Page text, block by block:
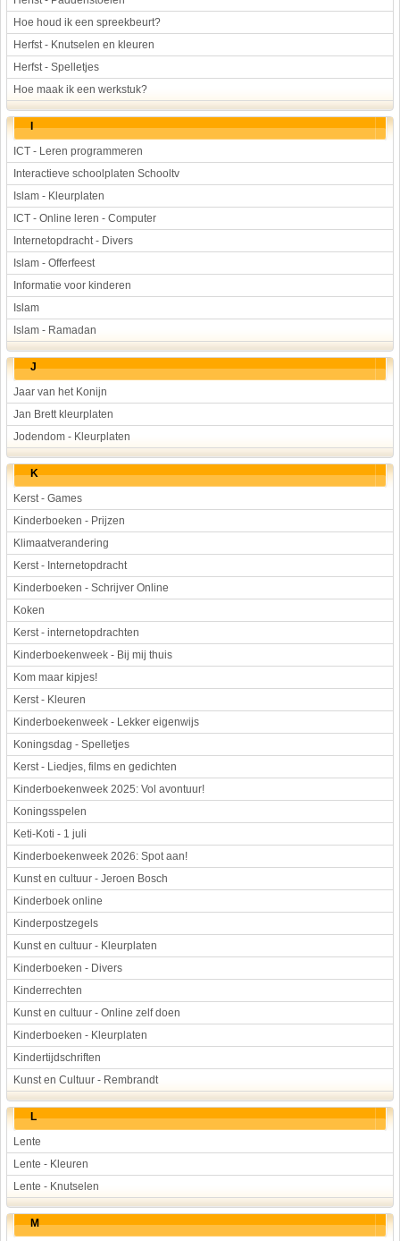
Hoe houd ik een spreekbeurt?
Herfst - Knutselen en kleuren
Herfst - Spelletjes
Hoe maak ik een werkstuk?
I
ICT - Leren programmeren
Interactieve schoolplaten Schooltv
Islam - Kleurplaten
ICT - Online leren - Computer
Internetopdracht - Divers
Islam - Offerfeest
Informatie voor kinderen
Islam
Islam - Ramadan
J
Jaar van het Konijn
Jan Brett kleurplaten
Jodendom - Kleurplaten
K
Kerst - Games
Kinderboeken - Prijzen
Klimaatverandering
Kerst - Internetopdracht
Kinderboeken - Schrijver Online
Koken
Kerst - internetopdrachten
Kinderboekenweek - Bij mij thuis
Kom maar kipjes!
Kerst - Kleuren
Kinderboekenweek - Lekker eigenwijs
Koningsdag - Spelletjes
Kerst - Liedjes, films en gedichten
Kinderboekenweek 2025: Vol avontuur!
Koningsspelen
Keti-Koti - 1 juli
Kinderboekenweek 2026: Spot aan!
Kunst en cultuur - Jeroen Bosch
Kinderboek online
Kinderpostzegels
Kunst en cultuur - Kleurplaten
Kinderboeken - Divers
Kinderrechten
Kunst en cultuur - Online zelf doen
Kinderboeken - Kleurplaten
Kindertijdschriften
Kunst en Cultuur - Rembrandt
L
Lente
Lente - Kleuren
Lente - Knutselen
M